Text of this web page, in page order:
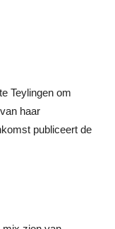
Teylingen om
haar
publiceert de